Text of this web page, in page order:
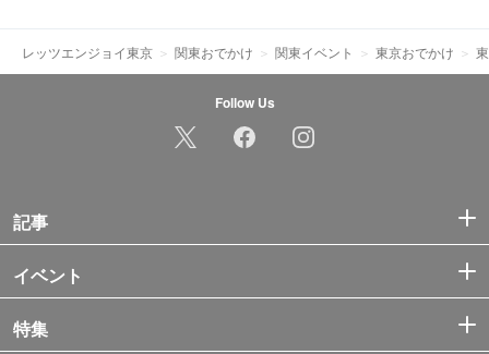
レッツエンジョイ東京 関東おでかけ 関東イベント 東京おでかけ
Follow Us
記事
イベント
特集